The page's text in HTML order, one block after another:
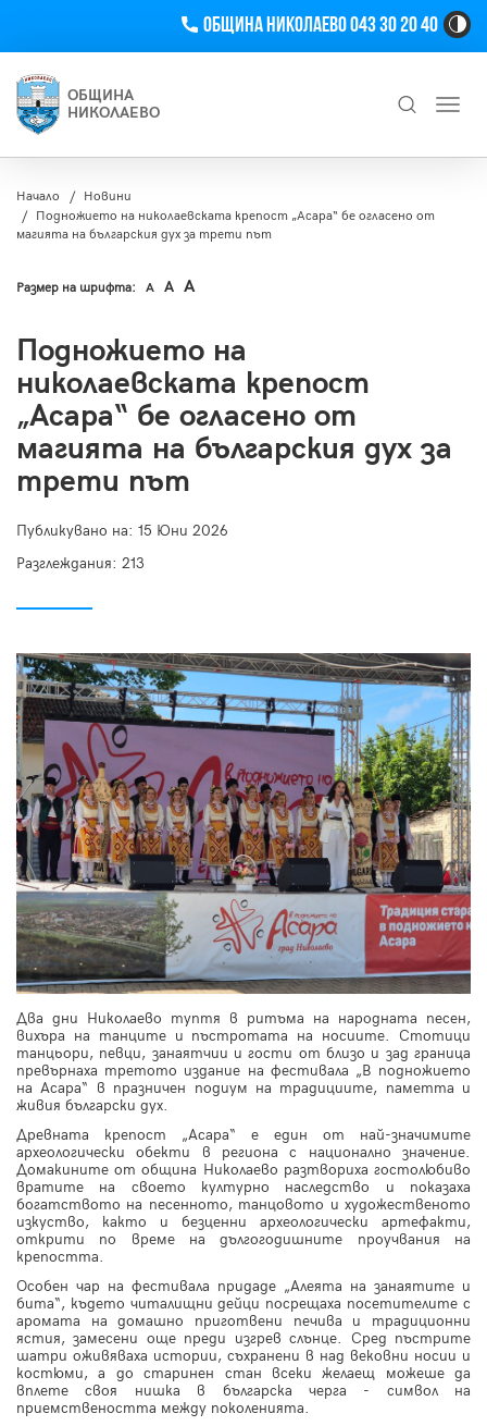
Телефон
Община Николаево 043 30 20 40
ОБЩИНА
НИКОЛАЕВО
Начало
Новини
Подножието на николаевската крепост „Асара“ бе огласено от
магията на българския дух за трети път
Размер на шрифта: A A A
Подножието на
николаевската крепост
„Асара“ бе огласено от
магията на българския дух за
трети път
Публикувано на: 15 Юни 2026
Разглеждания: 213
Два дни Николаево туптя в ритъма на народната песен,
вихъра на танците и пъстротата на носиите. Стотици
танцьори, певци, занаятчии и гости от близо и зад граница
превърнаха третото издание на фестивала „В подножието
на Асара“ в празничен подиум на традициите, паметта и
живия български дух.
Древната крепост „Асара“ е един от най-значимите
археологически обекти в региона с национално значение.
Домакините от община Николаево разтвориха гостолюбиво
вратите на своето културно наследство и показаха
богатството на песенното, танцовото и художественото
изкуство, както и безценни археологически артефакти,
открити по време на дългогодишните проучвания на
крепостта.
Особен чар на фестивала придаде „Алеята на занаятите и
бита“, където читалищни дейци посрещаха посетителите с
аромата на домашно приготвени печива и традиционни
ястия, замесени още преди изгрев слънце. Сред пъстрите
шатри оживяваха истории, съхранени в над вековни носии и
костюми, а до старинен стан всеки желаещ можеше да
вплете своя нишка в българска черга - символ на
приемствеността между поколенията.